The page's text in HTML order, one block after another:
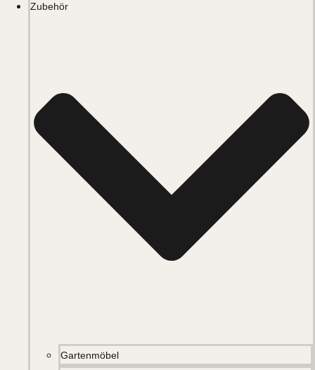
Zubehör
Gartenmöbel